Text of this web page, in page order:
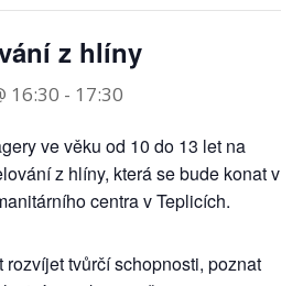
z hlíny
16:30 - 17:30
ve věku od 10 do 13 let na
z hlíny, která se bude konat v
centra v Teplicích.
tvůrčí schopnosti, poznat